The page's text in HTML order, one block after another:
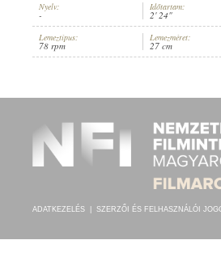
Nyelv:
-
Időtartam:
2' 24"
Lemeztípus:
78 rpm
Lemezméret:
27 cm
ADATKEZELÉS SZERZŐI ÉS FELHASZNÁLÓI